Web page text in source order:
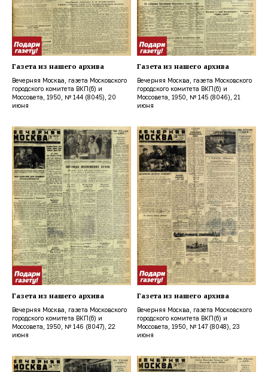
Газета из нашего архива
Вечерняя Москва, газета Московского
городского комитета ВКП(б) и
Моссовета, 1950, № 144 (8045), 20
июня
Газета из нашего архива
Вечерняя Москва, газета Московского
городского комитета ВКП(б) и
Моссовета, 1950, № 145 (8046), 21
июня
Газета из нашего архива
Вечерняя Москва, газета Московского
городского комитета ВКП(б) и
Моссовета, 1950, № 146 (8047), 22
июня
Газета из нашего архива
Вечерняя Москва, газета Московского
городского комитета ВКП(б) и
Моссовета, 1950, № 147 (8048), 23
июня